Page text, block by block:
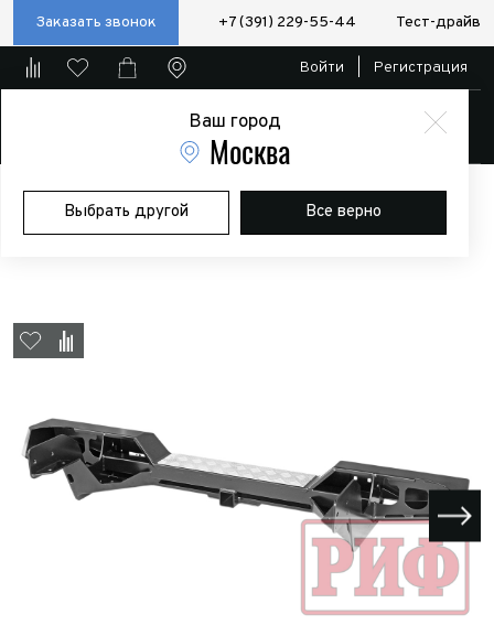
Заказать звонок +7 (391) 229-55-44 Тест-драйв
Ваш город
Москва
Выбрать другой Все верно
Войти Регистрация
Главная Магазин Дополнительное оборудование
Силовые
бампера/пороги/калитки
Бампер РИФ задний Toyota Hilux 1983-
1997 с квадратом под фаркоп